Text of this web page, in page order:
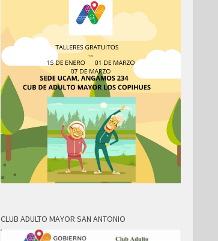
CLUB ADULTO MAYOR SAN ANTONIO